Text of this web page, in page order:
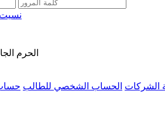
نسيت
الحرم
الشركات الحساب الشخصي للطالب